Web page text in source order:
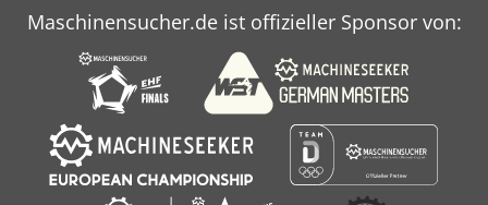
Maschinensucher.de ist offizieller Sponsor von: